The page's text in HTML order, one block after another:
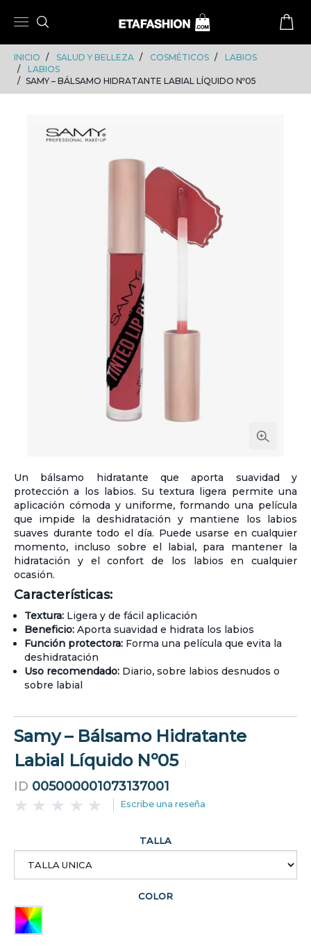
INICIO SALUD Y BELLEZA COSMÉTICOS
LABIOS
LABIOS
SAMY – BÁLSAMO HIDRATANTE LABIAL LÍQUIDO Nº05
Un bálsamo hidratante que aporta suavidad y
protección a los labios. Su textura ligera permite una
aplicación cómoda y uniforme, formando una película
que impide la deshidratación y mantiene los labios
suaves durante todo el día. Puede usarse en cualquier
momento, incluso sobre el labial, para mantener la
hidratación y el confort de los labios en cualquier
ocasión.
Características:
Textura: Ligera y de fácil aplicación
Beneficio: Aporta suavidad e hidrata los labios
Función protectora: Forma una película que evita la
deshidratación
Uso recomendado: Diario, sobre labios desnudos o
sobre labial
Samy – Bálsamo Hidratante
Labial Líquido Nº05
ID 005000001073137001
Escribe una reseña
TALLA
COLOR